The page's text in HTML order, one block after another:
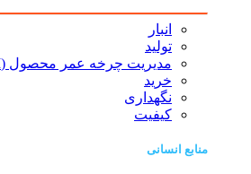
انبار
تولید
مدیریت چرخه عمر محصول (PLM)
خرید
نگهداری
کیفیت
منابع انسانی